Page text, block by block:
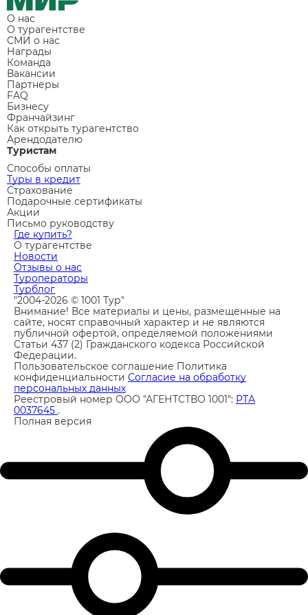
О нас
О турагентстве
СМИ о нас
Награды
Команда
Вакансии
Партнеры
FAQ
Бизнесу
Франчайзинг
Как открыть турагентство
Арендодателю
Туристам
Способы оплаты
Туры в кредит
Страхование
Подарочные сертификаты
Акции
Письмо руководству
Где купить?
О турагентстве
Новости
Отзывы о нас
Туроператоры
Турблог
"2004-2026 © 1001 Тур"
Внимание! Все материалы и цены, размещенные на
сайте, носят справочный характер и не являются
публичной офертой, определяемой положениями
Статьи 437 (2) Гражданского кодекса Российской
Федерации.
Пользовательское соглашение Политика
конфиденциальности Согласие на обработку
персональных данных
Реестровый номер ООО "АГЕНТСТВО 1001": РТА
0037645 .
Полная версия